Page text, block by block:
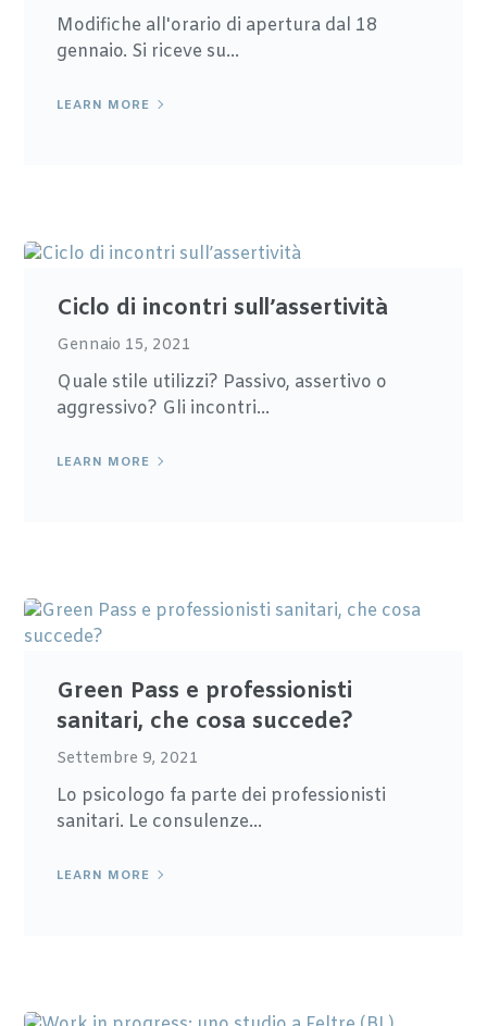
Modifiche all'orario di apertura dal 18
gennaio. Si riceve su...
LEARN MORE
Ciclo di incontri sull’assertività
Gennaio 15, 2021
Quale stile utilizzi? Passivo, assertivo o
aggressivo? Gli incontri...
LEARN MORE
Green Pass e professionisti
sanitari, che cosa succede?
Settembre 9, 2021
Lo psicologo fa parte dei professionisti
sanitari. Le consulenze...
LEARN MORE